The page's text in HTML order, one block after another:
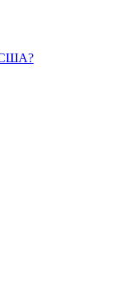
США?